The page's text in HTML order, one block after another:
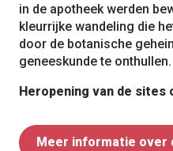
in de apotheek werden
kleurrijke wandeling die
door de botanische
geneeskunde te onthullen.
Heropening van de sites
Meer informatie over